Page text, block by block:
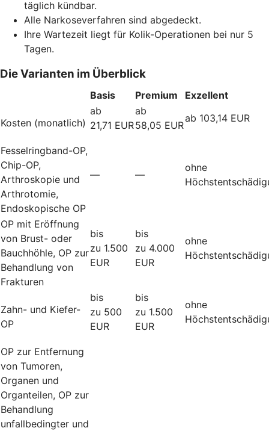
täglich kündbar.
Alle Narkoseverfahren sind abgedeckt.
Ihre Wartezeit liegt für Kolik-Operationen bei nur 5
Tagen.
Die Varianten im Überblick
Basis Premium Exzellent
Kosten (monatlich)
ab
21,71 EUR
ab
58,05 EUR
ab 103,14 EUR
Fesselringband-OP,
Chip-OP,
Arthroskopie und
Arthrotomie,
Endoskopische OP
— —
ohne
OP mit Eröffnung
von Brust- oder
Bauchhöhle, OP zur
Behandlung von
Frakturen
bis
zu 1.500
EUR
bis
zu 4.000
EUR
ohne
Zahn- und Kiefer-
OP
bis
zu 500
EUR
bis
zu 1.500
EUR
ohne
OP zur Entfernung
von Tumoren,
Organen und
Organteilen, OP zur
Behandlung
unfallbedingter und